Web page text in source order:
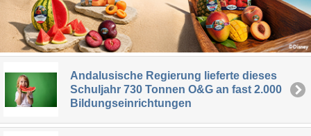
Andalusische Regierung lieferte dieses
Schuljahr 730 Tonnen O&G an fast 2.000
Bildungseinrichtungen